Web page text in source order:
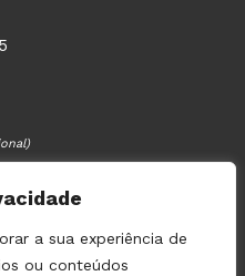
a sua experiência de
ou conteúdos